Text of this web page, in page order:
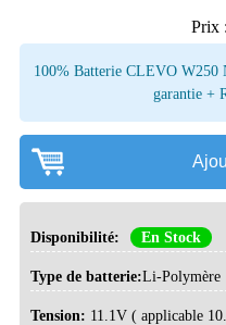
Prix :
100% Batterie CLEVO W250
garantie +
Disponibilité: En Stock
Type de batterie:Li-Polymère
Tension: 11.1V ( applicable